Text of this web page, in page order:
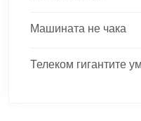
Машината не чака
Телеком гигантите